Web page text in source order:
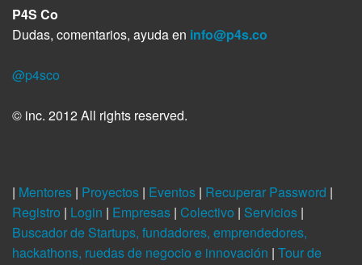
P4S Co
Dudas, comentarios, ayuda en info@p4s.co
@p4sco
© inc. 2012 All rights reserved.
| Mentores | Proyectos | Eventos | Recuperar Password |
Registro | Login | Empresas | Colectivo | Servicios |
Buscador de Startups, fundadores, emprendedores,
hackathons, ruedas de negocio e innovación | Tour de